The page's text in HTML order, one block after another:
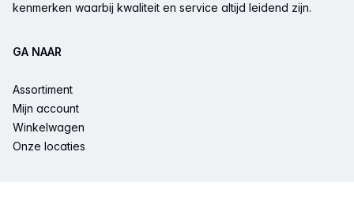
kenmerken waarbij kwaliteit en service altijd leidend zijn.
GA NAAR
Assortiment
Mijn account
Winkelwagen
Onze locaties